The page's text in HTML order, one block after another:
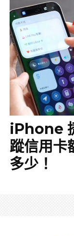
iPhone
蹤信用卡
多少！